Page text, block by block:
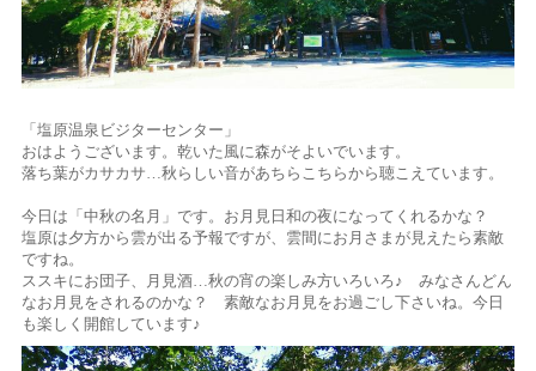
「塩原温泉ビジターセンター」
おはようございます。乾いた風に森がそよいでいます。
落ち葉がカサカサ…秋らしい音があちらこちらから聴こえています。
今日は「中秋の名月」です。お月見日和の夜になってくれるかな？
塩原は夕方から雲が出る予報ですが、雲間にお月さまが見えたら素敵
ですね。
ススキにお団子、月見酒…秋の宵の楽しみ方いろいろ♪ みなさんどん
なお月見をされるのかな？ 素敵なお月見をお過ごし下さいね。今日
も楽しく開館しています♪